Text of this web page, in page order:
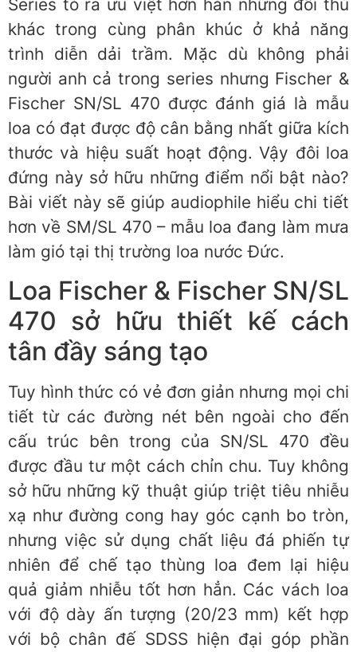
Series tỏ ra ưu việt hơn hẳn những đối thủ
khác trong cùng phân khúc ở khả năng
trình diễn dải trầm. Mặc dù không phải
người anh cả trong series nhưng Fischer &
Fischer SN/SL 470 được đánh giá là mẫu
loa có đạt được độ cân bằng nhất giữa kích
thước và hiệu suất hoạt động. Vậy đôi loa
đứng này sở hữu những điểm nổi bật nào?
Bài viết này sẽ giúp audiophile hiểu chi tiết
hơn về SM/SL 470 – mẫu loa đang làm mưa
làm gió tại thị trường loa nước Đức.
Loa Fischer & Fischer SN/SL
470 sở hữu thiết kế cách
tân đầy sáng tạo
Tuy hình thức có vẻ đơn giản nhưng mọi chi
tiết từ các đường nét bên ngoài cho đến
cấu trúc bên trong của SN/SL 470 đều
được đầu tư một cách chỉn chu. Tuy không
sở hữu những kỹ thuật giúp triệt tiêu nhiễu
xạ như đường cong hay góc cạnh bo tròn,
nhưng việc sử dụng chất liệu đá phiến tự
nhiên để chế tạo thùng loa đem lại hiệu
quả giảm nhiễu tốt hơn hẳn. Các vách loa
với độ dày ấn tượng (20/23 mm) kết hợp
với bộ chân đế SDSS hiện đại góp phần